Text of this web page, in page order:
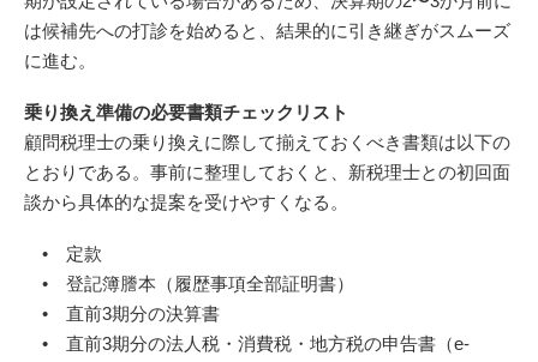
は候補先への打診を始めると、結果的に引き継ぎがスムーズ
に進む。
乗り換え準備の必要書類チェックリスト
顧問税理士の乗り換えに際して揃えておくべき書類は以下の
とおりである。事前に整理しておくと、新税理士との初回面
談から具体的な提案を受けやすくなる。
• 定款
• 登記簿謄本（履歴事項全部証明書）
• 直前3期分の決算書
• 直前3期分の法人税・消費税・地方税の申告書（e-